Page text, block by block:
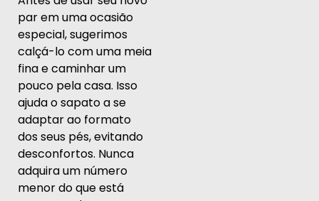
par em uma ocasião
especial, sugerimos
calçá-lo com uma meia
fina e caminhar um
pouco pela casa. Isso
ajuda o sapato a se
adaptar ao formato
dos seus pés, evitando
desconfortos. Nunca
adquira um número
menor do que está